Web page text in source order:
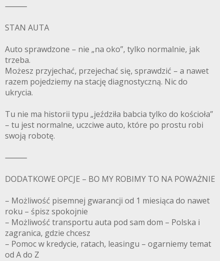
⸻
STAN AUTA
Auto sprawdzone – nie „na oko”, tylko normalnie, jak
trzeba.
Możesz przyjechać, przejechać się, sprawdzić – a nawet
razem pojedziemy na stację diagnostyczną. Nic do
ukrycia.
Tu nie ma historii typu „jeździła babcia tylko do kościoła”
– tu jest normalne, uczciwe auto, które po prostu robi
swoją robotę.
⸻
DODATKOWE OPCJE – BO MY ROBIMY TO NA POWAŻNIE
– Możliwość pisemnej gwarancji od 1 miesiąca do nawet
roku – śpisz spokojnie
– Możliwość transportu auta pod sam dom – Polska i
zagranica, gdzie chcesz
– Pomoc w kredycie, ratach, leasingu – ogarniemy temat
od A do Z